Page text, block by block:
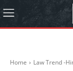
Home Law Trend -